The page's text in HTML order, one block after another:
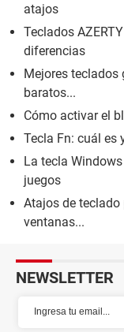
atajos
Teclados
diferencias
Mejores teclados
baratos...
Cómo activar el
Tecla Fn: cuál es
La tecla
juegos
Atajos de
ventanas...
NEWSLETTER